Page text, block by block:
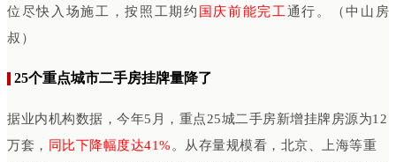
位尽快入场施工，按照工期约 国庆前能完工通行。（中山房
叔）
25个重点城市二手房挂牌量降了
据业内机构数据，今年5月，重点25城二手房新增挂牌房源为12
万套， 同比下降幅度达41% 。从存量规模看，北京、上海等重